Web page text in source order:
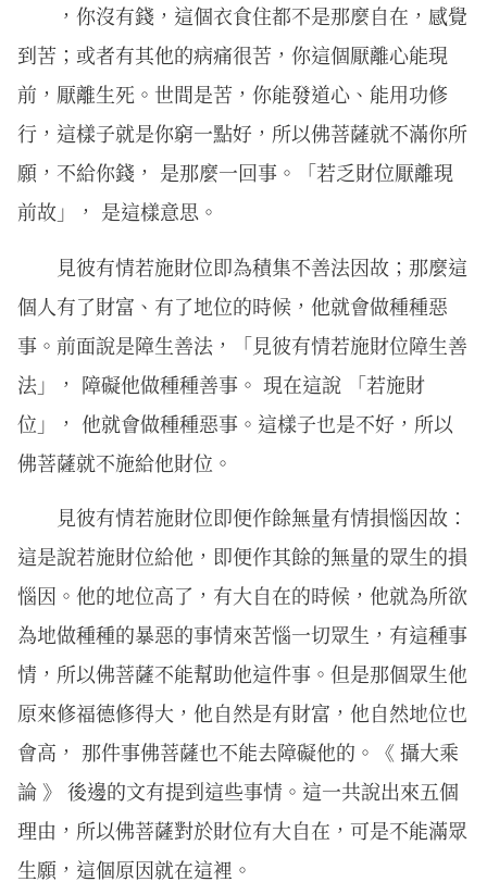
，你沒有錢，這個衣食住都不是那麼自在，感覺
到苦；或者有其他的病痛很苦，你這個厭離心能現
前，厭離生死。世間是苦，你能發道心、能用功修
行，這樣子就是你窮一點好，所以佛菩薩就不滿你所
願，不給你錢， 是那麼一回事。「若乏財位厭離現
前故」， 是這樣意思。
見彼有情若施財位即為積集不善法因故；那麼這
個人有了財富、有了地位的時候，他就會做種種惡
事。前面說是障生善法，「見彼有情若施財位障生善
法」， 障礙他做種種善事。 現在這說 「若施財
位」， 他就會做種種惡事。這樣子也是不好，所以
佛菩薩就不施給他財位。
見彼有情若施財位即便作餘無量有情損惱因故：
這是說若施財位給他，即便作其餘的無量的眾生的損
惱因。他的地位高了，有大自在的時候，他就為所欲
為地做種種的暴惡的事情來苦惱一切眾生，有這種事
情，所以佛菩薩不能幫助他這件事。但是那個眾生他
原來修福德修得大，他自然是有財富，他自然地位也
會高， 那件事佛菩薩也不能去障礙他的。《 攝大乘
論 》 後邊的文有提到這些事情。這一共說出來五個
理由，所以佛菩薩對於財位有大自在，可是不能滿眾
生願，這個原因就在這裡。